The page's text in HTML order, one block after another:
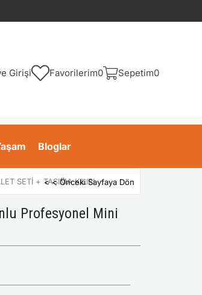
Girişi Favorilerim0 Sepetim0
Bloglar
SETI + TAŞIMA KILIFI
< < Önceki Sayfaya Dön
Profesyonel Mini